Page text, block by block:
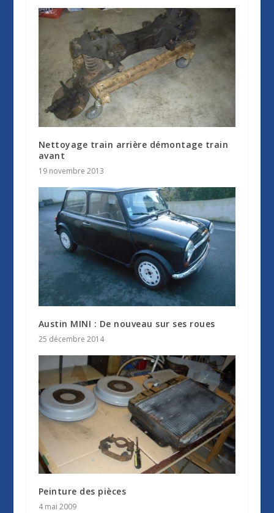
Nettoyage train arrière démontage train
avant
19 novembre 2013
Austin MINI : De nouveau sur ses roues
25 décembre 2014
Peinture des pièces
4 mai 2009